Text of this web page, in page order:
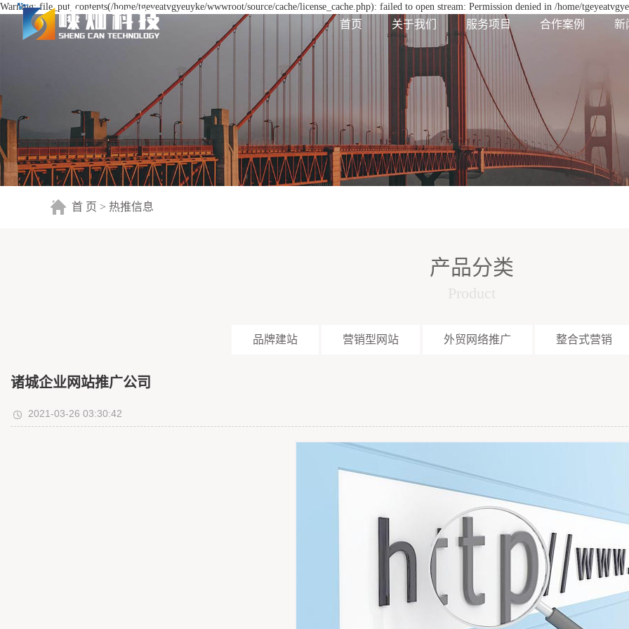
Warning: file_put_contents(/home/tgeyeatvgyeuyke/wwwroot/source/cache/license_cache.php): failed to open stream: Permission denied in /home/
首页 关于我们 服务项目 合作案例 新
首 页 > 热推信息
产品分类
品牌建站 营销型网站 外贸网络推广 整合式营销
诸城企业网站推广公司
2021-03-26 03:30:42